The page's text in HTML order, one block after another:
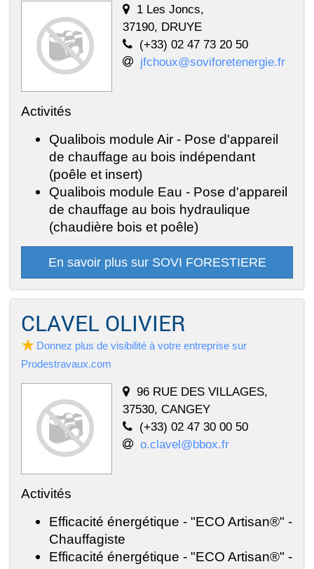
1 Les Joncs,
37190, DRUYE
(+33) 02 47 73 20 50
jfchoux@soviforetenergie.fr
Activités
Qualibois module Air - Pose d'appareil
de chauffage au bois indépendant
(poêle et insert)
Qualibois module Eau - Pose d'appareil
de chauffage au bois hydraulique
(chaudière bois et poêle)
En savoir plus sur SOVI FORESTIERE
CLAVEL OLIVIER
Donnez plus de visibilité à votre entreprise sur
Prodestravaux.com
96 RUE DES VILLAGES,
37530, CANGEY
(+33) 02 47 30 00 50
o.clavel@bbox.fr
Activités
Efficacité énergétique - "ECO Artisan®" -
Chauffagiste
Efficacité énergétique - "ECO Artisan®" -